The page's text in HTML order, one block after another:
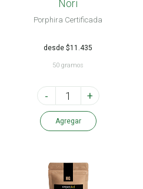
Nori
Porphira Certificada
desde $11.435
50 gramos
- +
Agregar